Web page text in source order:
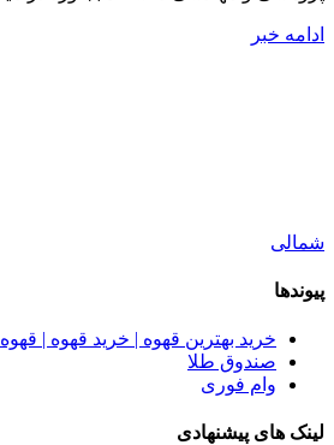
ادامه خبر
شمالی
پیوندها
خرید بهترین قهوه | خرید قهوه |
صندوق طلا
وام فوری
لینک های پیشنهادی